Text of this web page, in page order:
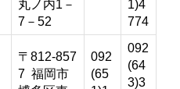
丸ノ内1－
7－52
1)4
774
〒812-857
7 福岡市
092
(65
092
(64
3)3